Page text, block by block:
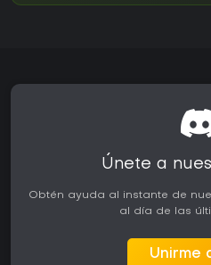
Únete a
Obtén ayuda al instante de
al día de las
Unirme